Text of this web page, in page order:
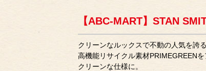
【ABC-MART】STAN
クリーンなルックスで不動の人気を誇
高機能リサイクル素材PRIMEGREEN
クリーンな仕様に。